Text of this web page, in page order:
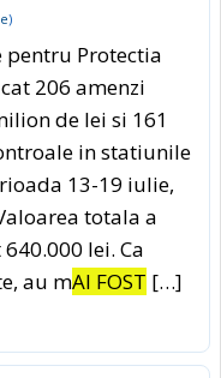
)
Protectia
206 amenzi
de lei si 161
in statiunile
13-19 iulie,
totala a
lei. Ca
au mAI FOST […]